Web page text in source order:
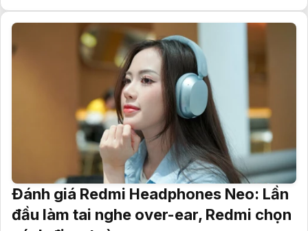
Đánh giá Redmi Headphones Neo: Lần
đầu làm tai nghe over-ear, Redmi chọn